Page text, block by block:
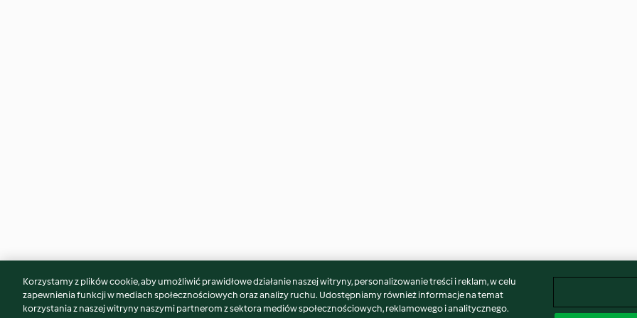
Może spodoba Ci się również...
Korzystamy z plików cookie, aby umożliwić prawidłowe działanie naszej witryny, personalizowanie treści i reklam, w celu
zapewnienia funkcji w mediach społecznościowych oraz analizy ruchu. Udostępniamy również informacje na temat
korzystania z naszej witryny naszymi partnerom z sektora mediów społecznościowych, reklamowego i analitycznego.